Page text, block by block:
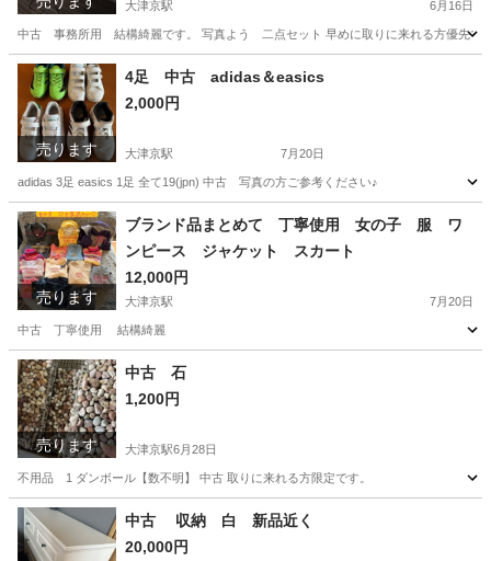
大津京駅 6月16日
中古 事務所用 結構綺麗です。 写真よう 二点セット 早めに取りに来れる方優先で
滋賀 大津市 大津京駅
売ります
4足 中古 adidas＆easics
2,000円
大津京駅 7月20日
adidas 3足 easics 1足 全て19(jpn) 中古 写真の方ご参考ください♪
滋賀 大津市 大津京駅 キッズ用品 adidas
売ります
ブランド品まとめて 丁寧使用 女の子 服 ワ
ンピース ジャケット スカート
12,000円
大津京駅 7月20日
中古 丁寧使用 結構綺麗
滋賀 大津市 大津京駅
売ります
中古 石
1,200円
大津京駅6月28日
不用品 1 ダンボール【数不明】 中古 取りに来れる方限定です。
滋賀 大津市 大津京駅 その他 ダンボール
中古 収納 白 新品近く
20,000円